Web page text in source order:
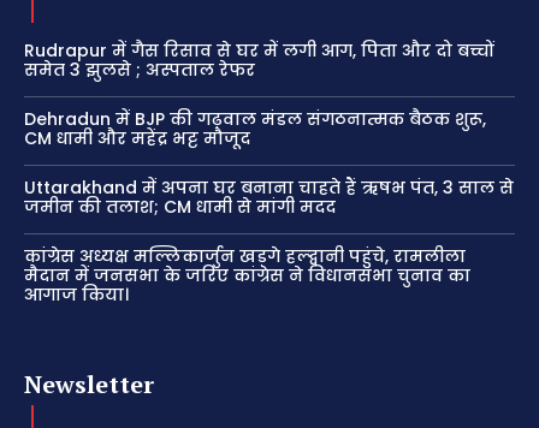
Rudrapur में गैस रिसाव से घर में लगी आग, पिता और दो बच्चों
समेत 3 झुलसे ; अस्पताल रेफर
Dehradun में BJP की गढ़वाल मंडल संगठनात्मक बैठक शुरू,
CM धामी और महेंद्र भट्ट मौजूद
Uttarakhand में अपना घर बनाना चाहते हैं ऋषभ पंत, 3 साल से
जमीन की तलाश; CM धामी से मांगी मदद
कांग्रेस अध्यक्ष मल्लिकार्जुन खड़गे हल्द्वानी पहुंचे, रामलीला
मैदान में जनसभा के जरिए कांग्रेस ने विधानसभा चुनाव का
आगाज किया।
Newsletter